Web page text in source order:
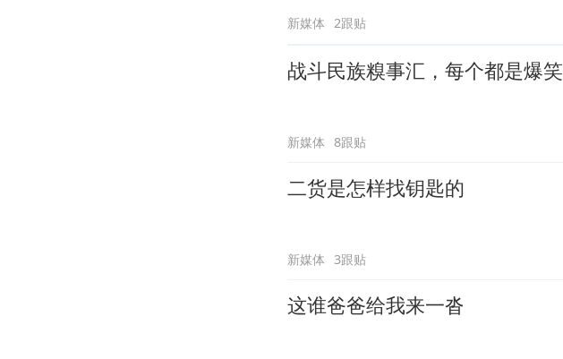
新媒体 2跟贴
战斗民族糗事汇，每个都是爆笑
新媒体 8跟贴
二货是怎样找钥匙的
新媒体 3跟贴
这谁爸爸给我来一沓